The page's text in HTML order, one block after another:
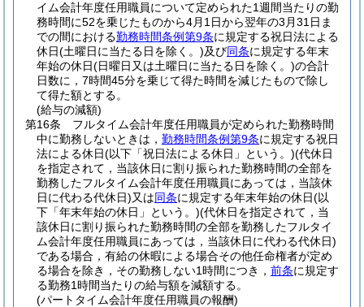
イム会計年度任用職員について定められた1週間当たりの勤
務時間に52を乗じたものから4月1日から翌年の3月31日ま
での間における勤務時間条例第9条に規定する祝日法による
休日(土曜日に当たる日を除く。)及び同条に規定する年末
年始の休日(日曜日又は土曜日に当たる日を除く。)の合計
日数に，7時間45分を乗じて得た時間を減じたもので除し
て得た額とする。
(給与の減額)
第16条
フルタイム会計年度任用職員が定められた勤務時間
中に勤務しないときは， 勤務時間条例第9条に規定する祝日
法による休日(以下「祝日法による休日」という。)(代休日
を指定されて，当該休日に割り振られた勤務時間の全部を
勤務したフルタイム会計年度任用職員にあっては，当該休
日に代わる代休日)又は同条に規定する年末年始の休日(以
下「年末年始の休日」という。)(代休日を指定されて，当
該休日に割り振られた勤務時間の全部を勤務したフルタイ
ム会計年度任用職員にあっては，当該休日に代わる代休日)
である場合，有給の休暇による場合その他任命権者が定め
る場合を除き，その勤務しない1時間につき， 前条に規定す
る勤務1時間当たりの給与額を減額する。
(パートタイム会計年度任用職員の報酬)